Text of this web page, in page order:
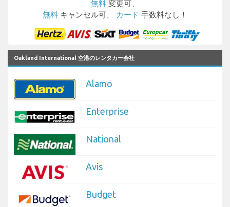
無料 変更可、
無料 キャンセル可、 カード 手数料なし！
Oakland International 空港のレンタカー会社
Alamo
Enterprise
National
Avis
Budget